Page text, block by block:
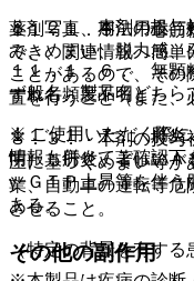
８．２． 本剤の投与
み、めまい、脱力感、
ことがあるので、そ
置を行うこと（また、
８．３． 本剤の投与
圧に基づくめまい等が
業、自動車の運転等危
させること。
（特定の背景を有する
１１．１．５． 心筋
１１．１．６． 無顆
ずれも頻度不明）。
１１．１．７． 肝炎
明）：肝炎、著しいＡ
γ−ＧＴＰ上昇等を伴
ある。
その他の副作用
薬剤写真、用法用量、
でき、関連情報へ簡単
一般名、製品名どちら
※ ご使用いただく際
情報も併せてご確認下